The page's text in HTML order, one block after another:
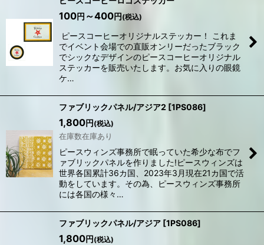
100円 ～400円 (税込)
ピースコーヒーオリジナルステッカー！ これま
でイベント会場での直販オンリーだったブラック
でシックなデザインのピースコーヒーオリジナル
ステッカーを販売いたします。お気に入りの眼鏡
ケ…
ファブリックパネル/アジア2 [1PS086]
1,800円 (税込)
在庫数在庫あり
ピースウィンズ事務所で眠っていた希少な布でフ
ァブリックパネルを作りました!ピースウィンズは
世界各国累計36カ国、2023年3月現在21カ国で活
動をしています。その為、ピースウィンズ事務所
には各国の様々…
ファブリックパネル/アジア [1PS086]
1,800円 (税込)